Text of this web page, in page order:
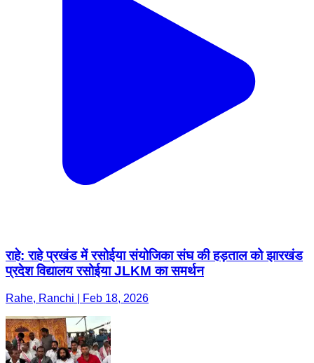
राहे: राहे प्रखंड में रसोईया संयोजिका संघ की हड़ताल को झारखंड
प्रदेश विद्यालय रसोईया JLKM का समर्थन
Rahe, Ranchi | Feb 18, 2026